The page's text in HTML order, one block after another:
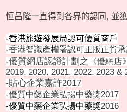
恒昌隆一直得到各界的認同, 並
-香港旅遊發展局認可優質商戶
-香港智識產權署認可正版正貨
-優質網店認證計劃之
《優網店
2019, 2020, 2021, 2022, 2023 &
-貼心企業嘉許2017
-優質中藥企業弘揚中藥獎2017
-優質中藥企業弘揚中藥獎2016